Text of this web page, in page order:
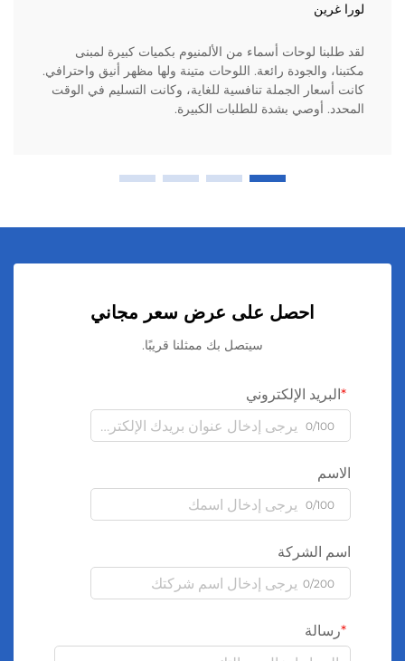
لورا غرين
لقد طلبنا لوحات أسماء من الألمنيوم بكميات كبيرة لمبنى
مكتبنا، والجودة رائعة. اللوحات متينة ولها مظهر أنيق واحترافي.
كانت أسعار الجملة تنافسية للغاية، وكانت التسليم في الوقت
المحدد. أوصي بشدة للطلبات الكبيرة.
احصل على عرض سعر مجاني
سيتصل بك ممثلنا قريبًا.
البريد الإلكتروني
0/100
الاسم
0/100
اسم الشركة
0/200
رسالة